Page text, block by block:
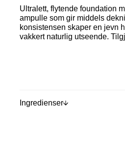
Ultralett, flytende foundation
ampulle som gir middels
konsistensen skaper en jevn
vakkert naturlig utseende.
Ingredienser